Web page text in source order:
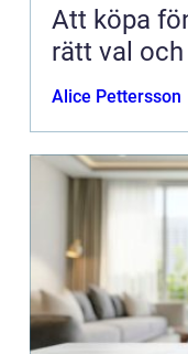
Att köpa
rätt val
Alice Pettersson